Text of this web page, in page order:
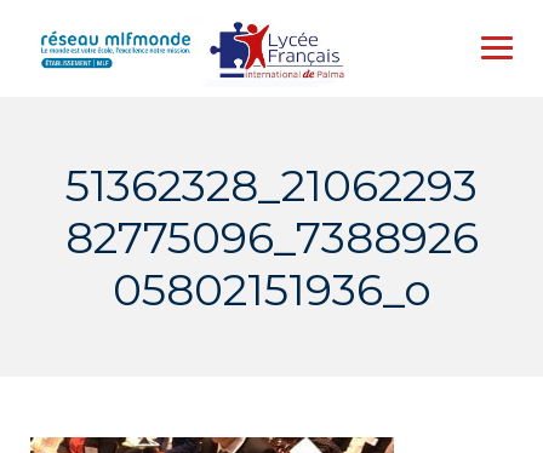
content
51362328_21062293
82775096_7388926
05802151936_o